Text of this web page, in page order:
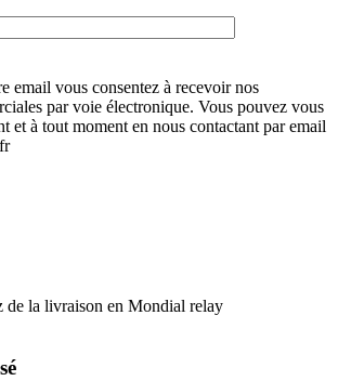
email vous consentez à recevoir nos
par voie électronique. Vous pouvez vous
et à tout moment en nous contactant par email
de la livraison en Mondial relay